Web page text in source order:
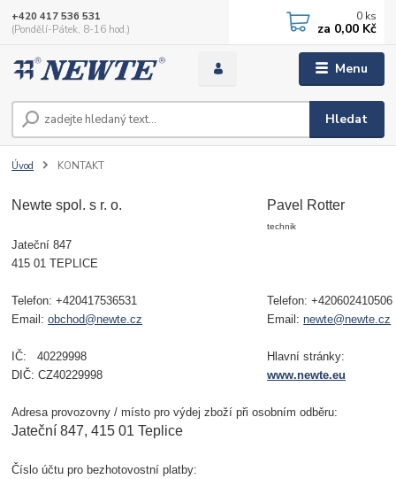
Menu
Hledat
+420 417 536 531
(Pondělí-Pátek, 8-16 hod.)
0 ks
za 0,00 Kč
Úvod KONTAKT
Newte spol. s r. o. Pavel Rotter
technik
Jateční 847
415 01 TEPLICE
Telefon: +420417536531
Telefon: +420602410506
Email:obchod@newte.cz Email:newte@newte.cz
IČ: 40229998
Hlavní stránky:
DIČ: CZ40229998
www.newte.eu
Adresa provozovny / místo pro výdej zboží při osobním odběru:
Jateční 847, 415 01 Teplice
Číslo účtu pro bezhotovostní platby: